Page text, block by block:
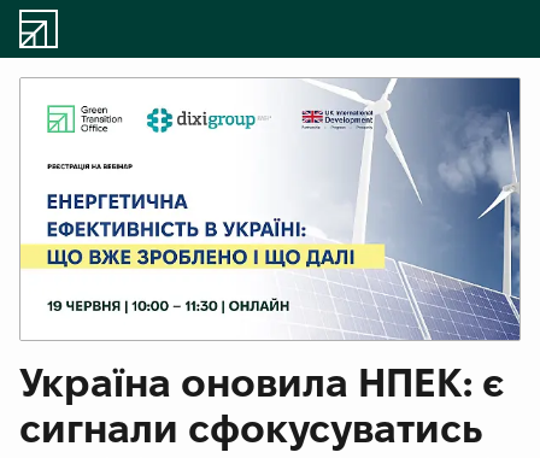
Україна оновила НПЕК: є
сигнали сфокусуватись